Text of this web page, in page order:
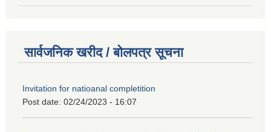
सार्वजनिक खरीद / बोलपत्र सूचना
Invitation for natioanal completition
Post date: 02/24/2023 - 16:07